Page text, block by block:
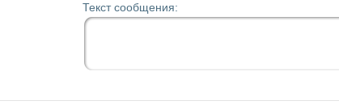
Текст сообщения: